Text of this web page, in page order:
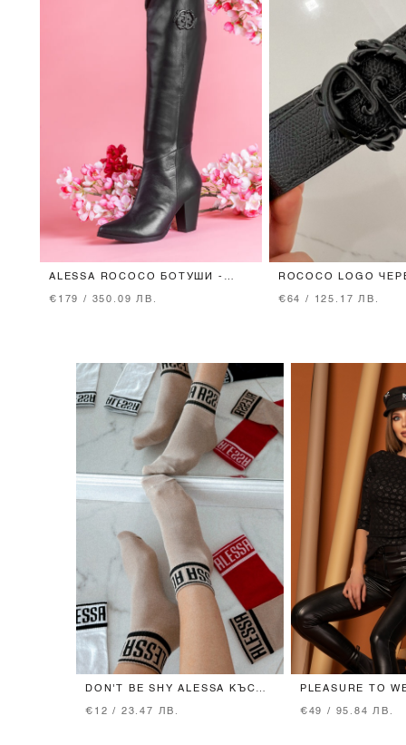
ALESSA ROCOCO БОТУШИ -
€179 / 350.09 ЛВ.
ROCOCO LOGO
€64 / 125.17 ЛВ.
DON'T BE SHY ALESSA КЪСИ
€12 / 23.47 ЛВ.
PLEASURE TO
€49 / 95.84 ЛВ.